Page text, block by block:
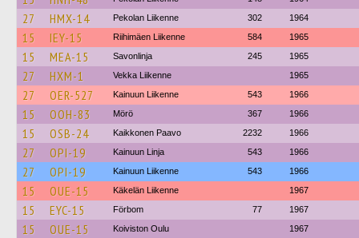
27 HMX-14 Pekolan Liikenne 302 1964
15 IEY-15 Riihimäen Liikenne 584 1965
15 MEA-15 Savonlinja 245 1965
27 HXM-1 Vekka Liikenne 1965
27 OER-527 Kainuun Liikenne 543 1966
15 OOH-83 Mörö 367 1966
15 OSB-24 Kaikkonen Paavo 2232 1966
27 OPI-19 Kainuun Linja 543 1966
27 OPI-19 Kainuun Liikenne 543 1966
15 OUE-15 Käkelän Liikenne 1967
15 EYC-15 Förbom 77 1967
15 OUE-15 Koiviston Oulu 1967